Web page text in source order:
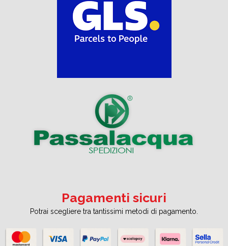
Pagamenti sicuri
Potrai scegliere tra tantissimi metodi di pagamento.